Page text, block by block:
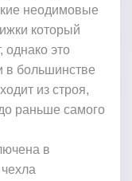
неодимовые
который
однако это
в большинстве
из строя,
раньше самого
в